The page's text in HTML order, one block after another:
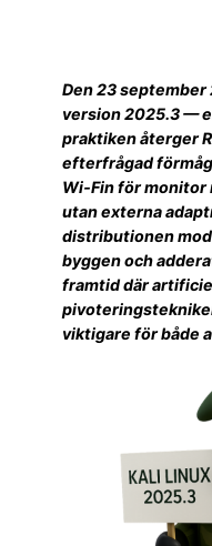
Den 23
version 2025.3 —
praktiken återger
efterfrågad
Wi‑Fin för
utan externa
distributionen
byggen och
framtid där
viktigare för både